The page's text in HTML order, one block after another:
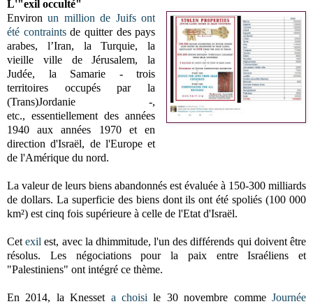
L'"exil occulté"
Environun million de Juifs ont
été contraintsde quitter des pays
arabes, l’Iran, la Turquie, la
vieille ville de Jérusalem, la
Judée, la Samarie - trois
territoires occupés par la
(Trans)Jordanie -,
etc.,essentiellement des années
1940 aux années 1970 et en
direction d'Israël, de l'Europe et
de l'Amérique du nord.
La valeur de leurs biens abandonnés est évaluée à 150-300 milliards
de dollars. La superficie des biens dont ils ont été spoliés (100 000
km²) est cinq fois supérieure à celle de l'Etat d'Israël.
Cetexil est, avec la dhimmitude, l'un des différends qui doivent être
résolus. Les négociations pour la paix entre Israéliens et
"Palestiniens" ont intégré ce thème.
En 2014, la Knesset a choisi le 30 novembre commeJournée